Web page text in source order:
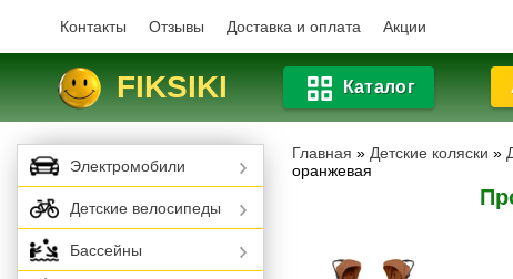
Контакты Отзывы Доставка и оплата Акции
FIKSIKI Каталог
Главная » Детские коляски »
оранжевая
Электромобили
Детские велосипеды
Бассейны